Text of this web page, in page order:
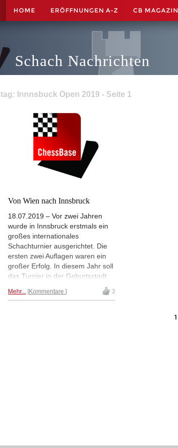
HOME ERÖFFNUNGEN A-Z CB MAGAZIN
Schach Nachrichten
tag: Innnsbuck Open 2019 - Seite 1
Von Wien nach Innsbruck
18.07.2019 – Vor zwei Jahren
wurde in Innsbruck erstmals ein
großes internationales
Schachturnier ausgerichtet. Die
ersten zwei Auflagen waren ein
großer Erfolg. In diesem Jahr soll
das Turnier in der Geburtsstadt
von Erich Eliskase noch größer
werden. Gerhard Bertagnolli weiß
Mehr... Kommentare 3
1